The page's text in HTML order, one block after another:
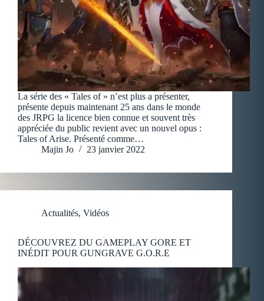
La série des « Tales of » n’est plus a présenter,
présente depuis maintenant 25 ans dans le monde
des JRPG la licence bien connue et souvent très
appréciée du public revient avec un nouvel opus :
Tales of Arise. Présenté comme…
Majin Jo
23 janvier 2022
Actualités, Vidéos
DÉCOUVREZ DU GAMEPLAY GORE ET
INÉDIT POUR GUNGRAVE G.O.R.E